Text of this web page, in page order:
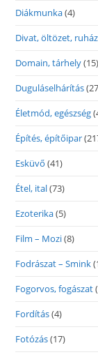
Diákmunka(4)
Divat, öltözet,
Domain, tárhely(15)
Duguláselhárítás
Életmód, egészség
Építés, építőipar
Esküvő (41)
Étel, ital(73)
Ezoterika(5)
Film – Mozi(8)
Fodrászat – Smink
Fogorvos, fogászat
Fordítás(4)
Fotózás(17)